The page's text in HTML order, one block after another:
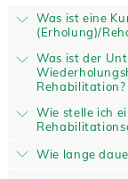
Was ist eine
(Erholung)/
Was ist der
Rehabilitation?
Wie stelle ich
Wie lange